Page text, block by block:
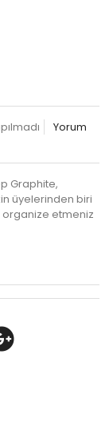
Yorum
Graphite,
üyelerinden biri
organize etmeniz